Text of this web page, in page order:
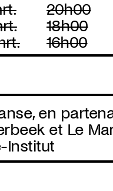
20h00
18h00
16h00
en
et Le
Institut